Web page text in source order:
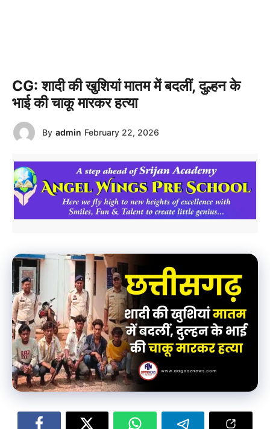
CG: शादी की खुशियां मातम में बदलीं, दुल्हन के
भाई की चाकू मारकर हत्या
By admin February 22, 2026